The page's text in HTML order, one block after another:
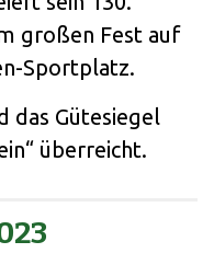
großen Fest auf
Sportplatz.
das Gütesiegel
überreicht.